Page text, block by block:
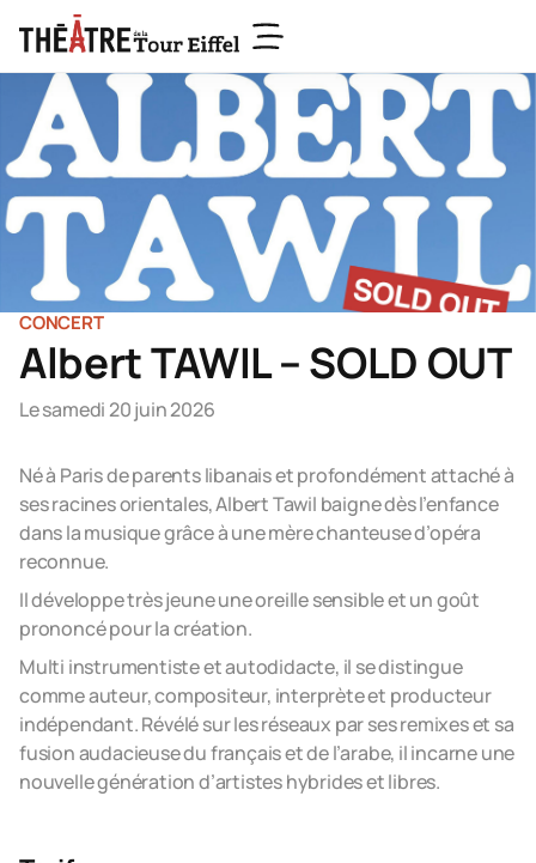
CONCERT
Albert TAWIL – SOLD OUT
Le samedi 20 juin 2026
Né à Paris de parents libanais et profondément attaché à
ses racines orientales, Albert Tawil baigne dès l’enfance
dans la musique grâce à une mère chanteuse d’opéra
reconnue.
Il développe très jeune une oreille sensible et un goût
prononcé pour la création.
Multi instrumentiste et autodidacte, il se distingue
comme auteur, compositeur, interprète et producteur
indépendant. Révélé sur les réseaux par ses remixes et sa
fusion audacieuse du français et de l’arabe, il incarne une
nouvelle génération d’artistes hybrides et libres.